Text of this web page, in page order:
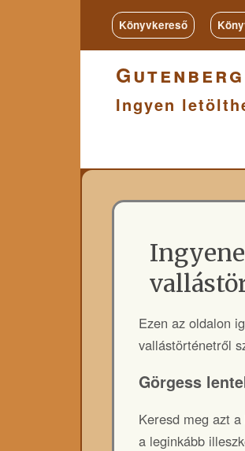
Könyvkereső
Ingyen
Ezen az oldalon
vallástörténetről
Görgess
Keresd meg azt
a leginkább